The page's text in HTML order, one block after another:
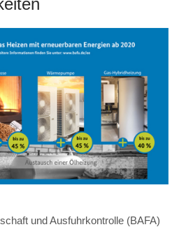
und Ausfuhrkontrolle (BAFA)